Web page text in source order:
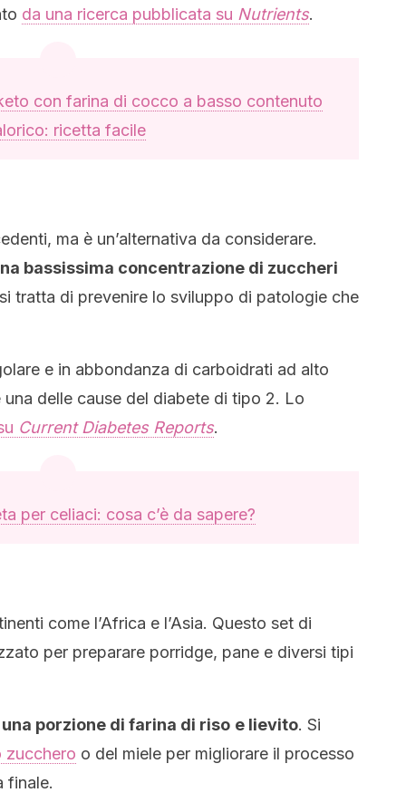
da una ricerca pubblicata su Nutrients.
con farina di cocco a basso contenuto
ricetta facile
ma è un’alternativa da considerare.
bassissima concentrazione di zuccheri
tratta di prevenire lo sviluppo di patologie che
e in abbondanza di carboidrati ad alto
delle cause del diabete di tipo 2. Lo
Current Diabetes Reports.
per celiaci: cosa c’è da sapere?
come l’Africa e l’Asia. Questo set di
per preparare porridge, pane e diversi tipi
porzione di farina di riso e lievito. Si
zucchero o del miele per migliorare il processo
finale.